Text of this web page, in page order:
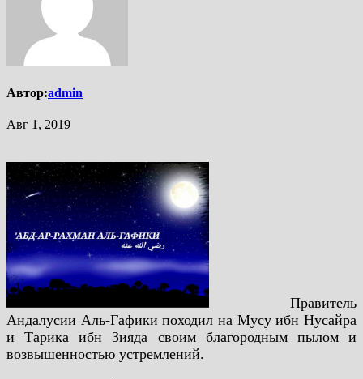
Автор:admin
Авг 1, 2019
Правитель
Андалусии Аль-Гафики походил на Мусу ибн Нусайра
и Тарикаибн Зияда своим благородным пылом и
возвышенностью устремлений.